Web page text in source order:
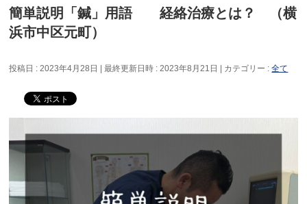
簡単説明「鍼」用語 経絡治療とは？ （横
浜市中区元町）
投稿日 : 2023年4月28日 最終更新日時 : 2023年8月21日 カテゴリー :全て